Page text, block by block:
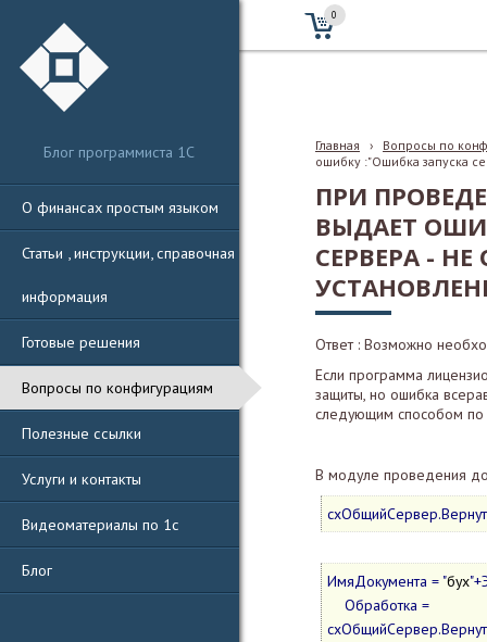
Блог программиста 1С
О финансах простым языком
Статьи , инструкции, справочная
информация
Готовые решения
Вопросы по конфигурациям
Полезные ссылки
Услуги и контакты
Видеоматериалы по 1с
Блог
0
Главная ›
Вопросы по
ошибку :"Ошибка запуска
ПРИ
ВЫДАЕТ
СЕРВЕРА -
Ответ : Возможно
Если программа
защиты, но ошибка
следующим способом по
В модуле проведения
ИмяДокумента = "бух